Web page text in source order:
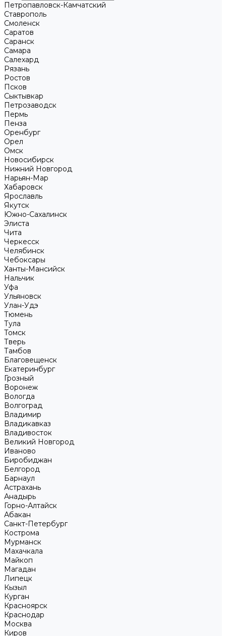
Петропавловск-Камчатский
Ставрополь
Смоленск
Саратов
Саранск
Самара
Салехард
Рязань
Ростов
Псков
Сыктывкар
Петрозаводск
Пермь
Пенза
Оренбург
Орел
Омск
Новосибирск
Нижний Новгород
Нарьян-Мар
Хабаровск
Ярославль
Якутск
Южно-Сахалинск
Элиста
Чита
Черкесск
Челябинск
Чебоксары
Ханты-Мансийск
Нальчик
Уфа
Ульяновск
Улан-Удэ
Тюмень
Тула
Томск
Тверь
Тамбов
Благовещенск
Екатеринбург
Грозный
Воронеж
Вологда
Волгоград
Владимир
Владикавказ
Владивосток
Великий Новгород
Иваново
Биробиджан
Белгород
Барнаул
Астрахань
Анадырь
Горно-Алтайск
Абакан
Санкт-Петербург
Кострома
Мурманск
Махачкала
Майкоп
Магадан
Липецк
Кызыл
Курган
Красноярск
Краснодар
Москва
Киров